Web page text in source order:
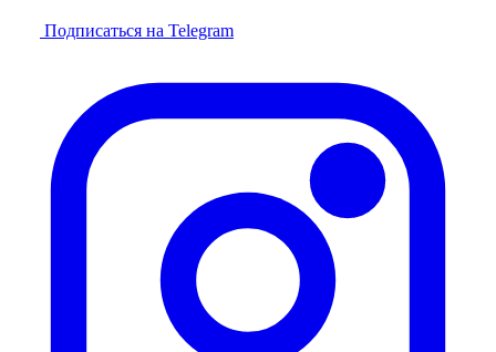
Подписаться на Telegram